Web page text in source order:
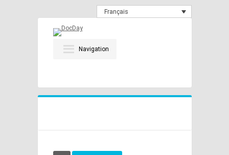
Français
Navigation